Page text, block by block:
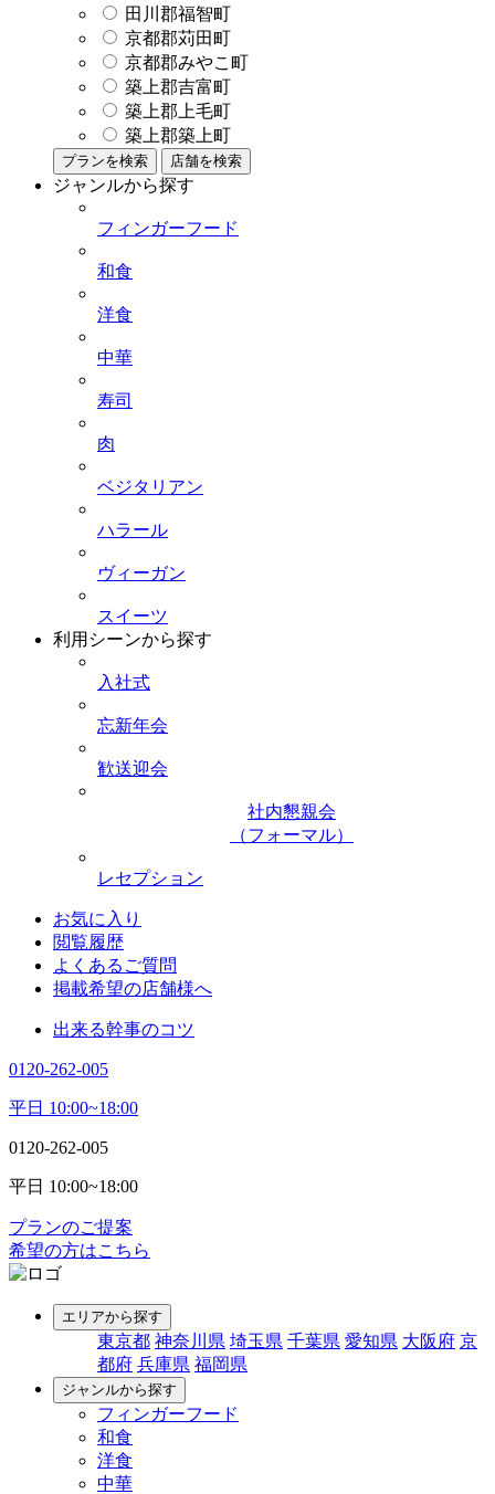
田川郡福智町
京都郡苅田町
京都郡みやこ町
築上郡吉富町
築上郡上毛町
築上郡築上町
プランを検索 店舗を検索
ジャンルから探す
フィンガーフード
和食
洋食
中華
寿司
肉
ベジタリアン
ハラール
ヴィーガン
スイーツ
利用シーンから探す
入社式
忘新年会
歓送迎会
社内懇親会
（フォーマル）
レセプション
お気に入り
閲覧履歴
よくあるご質問
掲載希望の店舗様へ
出来る幹事のコツ
0120-262-005
平日 10:00~18:00
0120-262-005
平日 10:00~18:00
プランのご提案
希望の方はこちら
エリアから探す
東京都 神奈川県 埼玉県 千葉県 愛知県 大阪府 京
都府 兵庫県 福岡県
ジャンルから探す
フィンガーフード
和食
洋食
中華